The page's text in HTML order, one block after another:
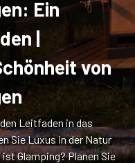
Ein
|
von
Leitfaden in das
Sie Luxus in der Natur
Glamping? Planen Sie